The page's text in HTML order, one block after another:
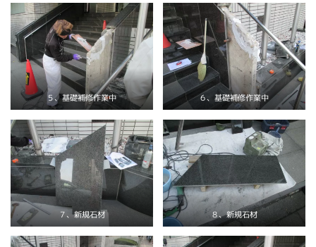
５、基礎補修作業中 ６、基礎補修作業中
７、新規石材 ８、新規石材